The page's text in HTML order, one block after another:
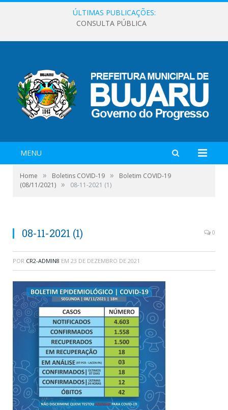
ÚLTIMAS PUBLICAÇÕES:
CONSULTA PÚBLICA
MENU
Home » Boletins COVID-19 »
Boletim COVID-19
(08/11/2021) » 08-11-2021 (1)
08-11-2021 (1) 0
POR CR2-ADMIN8 EM 23 DE DEZEMBRO DE 2021